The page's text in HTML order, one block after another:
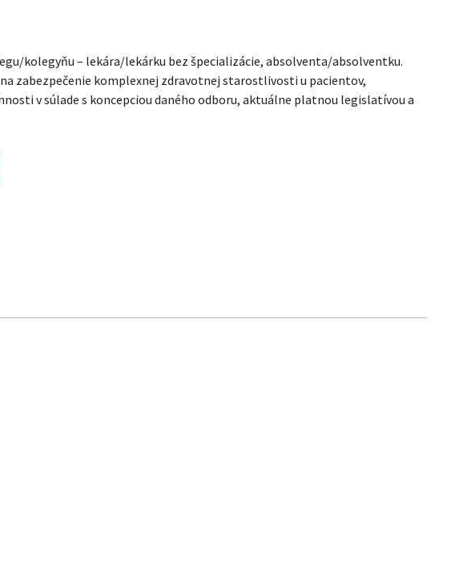
kolegyňu – lekára/lekárku bez špecializácie, absolventa/absolventku.
zabezpečenie komplexnej zdravotnej starostlivosti u pacientov,
v súlade s koncepciou daného odboru, aktuálne platnou legislatívou a